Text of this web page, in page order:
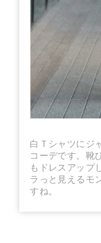
白Ｔシャツにジ
コーデです。靴
もドレスアップ
ラっと見えるモ
すね。